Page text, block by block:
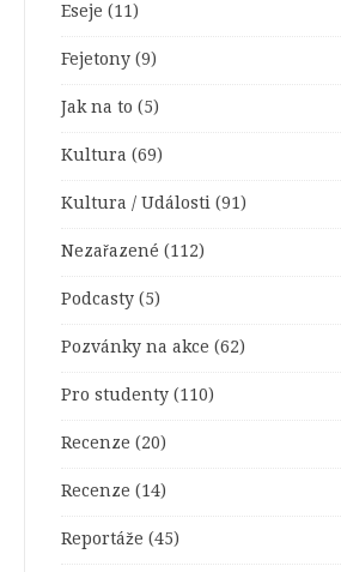
Eseje (11)
Fejetony (9)
Jak na to (5)
Kultura (69)
Kultura / Události (91)
Nezařazené (112)
Podcasty (5)
Pozvánky na akce (62)
Pro studenty (110)
Recenze (20)
Recenze (14)
Reportáže (45)